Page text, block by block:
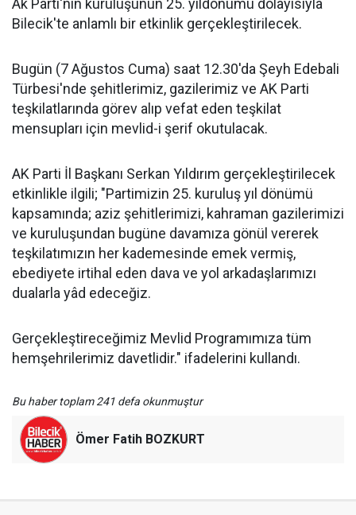
Bilecik'te anlamlı bir etkinlik gerçekleştirilecek.
Bugün (7 Ağustos Cuma) saat 12.30'da Şeyh Edebali
Türbesi'nde şehitlerimiz, gazilerimiz ve AK Parti
teşkilatlarında görev alıp vefat eden teşkilat
mensupları için mevlid-i şerif okutulacak.
AK Parti İl Başkanı Serkan Yıldırım gerçekleştirilecek
etkinlikle ilgili; "Partimizin 25. kuruluş yıl dönümü
kapsamında; aziz şehitlerimizi, kahraman gazilerimizi
ve kuruluşundan bugüne davamıza gönül vererek
teşkilatımızın her kademesinde emek vermiş,
ebediyete irtihal eden dava ve yol arkadaşlarımızı
dualarla yâd edeceğiz.
Gerçekleştireceğimiz Mevlid Programımıza tüm
hemşehrilerimiz davetlidir." ifadelerini kullandı.
Bu haber toplam 241 defa okunmuştur
Ömer Fatih BOZKURT